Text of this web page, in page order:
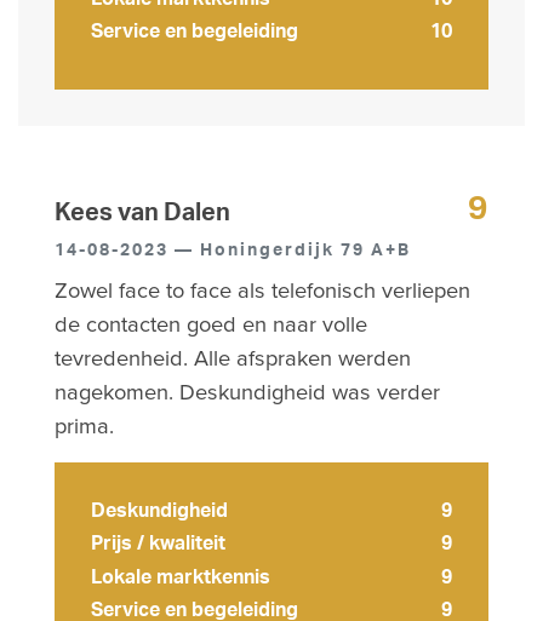
Service en begeleiding
10
Kees van Dalen 9
14-08-2023 — Honingerdijk 79 A+B
Zowel face to face als telefonisch verliepen
de contacten goed en naar volle
tevredenheid. Alle afspraken werden
nagekomen. Deskundigheid was verder
prima.
Deskundigheid
9
Prijs / kwaliteit
9
Lokale marktkennis
9
Service en begeleiding
9